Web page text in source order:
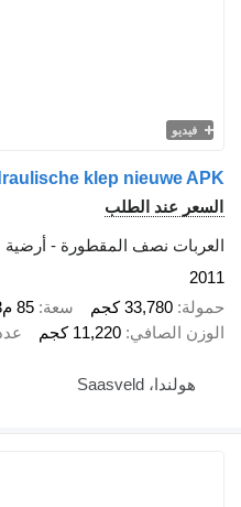
الطلب
نصف المقطورة - أرضية متحركة
33,780 كجم سعة 85 م3
11,220 كجم عدد المحاور